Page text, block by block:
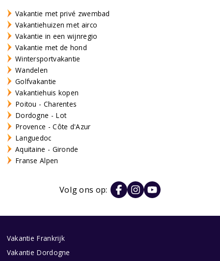
Vakantie met privé zwembad
Vakantiehuizen met airco
Vakantie in een wijnregio
Vakantie met de hond
Wintersportvakantie
Wandelen
Golfvakantie
Vakantiehuis kopen
Poitou - Charentes
Dordogne - Lot
Provence - Côte d'Azur
Languedoc
Aquitaine - Gironde
Franse Alpen
Volg ons op:
Vakantie Frankrijk
Vakantie Dordogne